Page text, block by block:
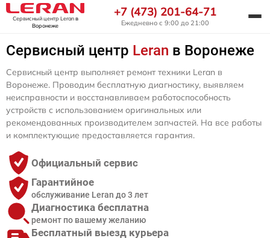
Сервисный центр Leranв
Воронеже
+7 (473) 201-64-71
Ежедневно с 9:00 до 21:00
Сервисный центр Leran в Воронеже
Сервисный центр выполняет ремонт техники Leran в
Воронеже. Проводим бесплатную диагностику, выявляем
неисправности и восстанавливаем работоспособность
устройств с использованием оригинальных или
рекомендованных производителем запчастей. На все работы
и комплектующие предоставляется гарантия.
Официальный сервис
Гарантийное
обслуживание Leran до 3 лет
Диагностика бесплатна
ремонт по вашему желанию
Бесплатный выезд курьера